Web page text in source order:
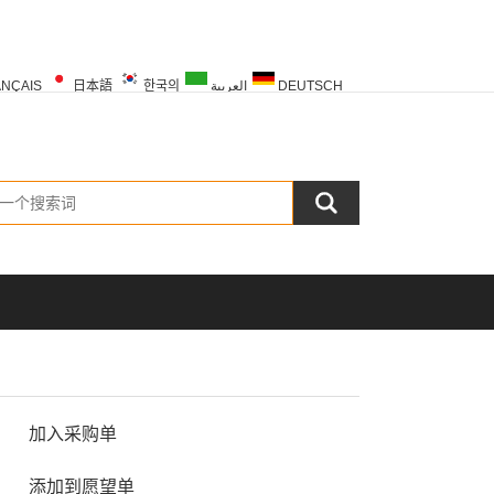
日本語 한국의 العربية DEUTSCH
加入采购单
添加到愿望单